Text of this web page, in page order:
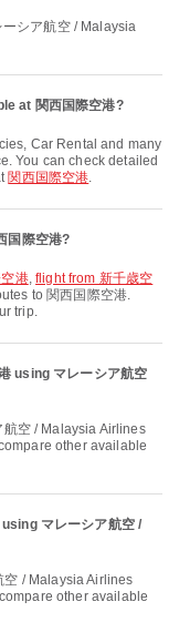
at 関西国際空港?
You can check detailed
関西国際空港.
国際空港?
港,flight from 新千歳空
to 関西国際空港.
trip.
using マレーシア航空
other available
マレーシア航空 /
other available